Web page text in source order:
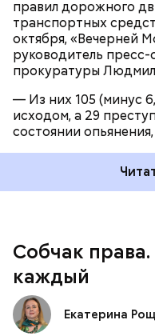
правил дорожного
транспортных
октября, «Вечерней
руководитель
прокуратуры
— Из них 105 (минус
исходом, а 29
состоянии
Собчак
каждый
Екатерина
Конечно, многие
— «кровавая барыня»,
программа. «А вот
Кто-то проводит
Михаилом
транспортных
только одно: